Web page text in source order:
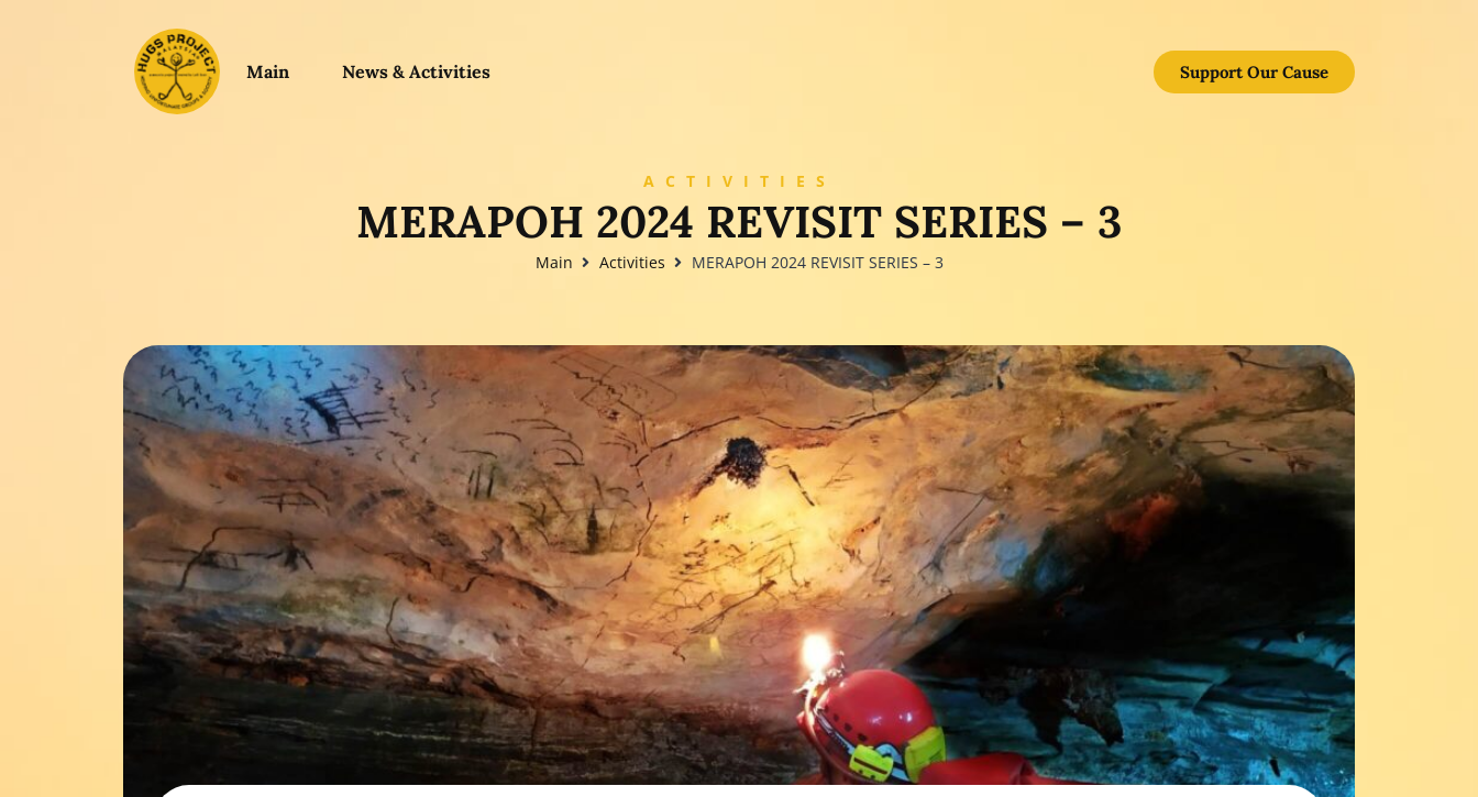
Main News & Activities Support Our Cause
ACTIVITIES
MERAPOH 2024 REVISIT SERIES – 3
Main Activities MERAPOH 2024 REVISIT SERIES – 3